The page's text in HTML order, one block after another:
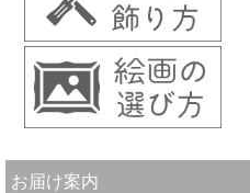
お届け案内